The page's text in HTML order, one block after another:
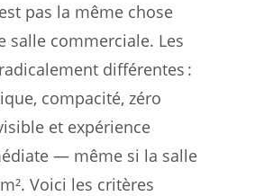
pas la même chose
salle commerciale. Les
différentes :
compacité, zéro
et expérience
— même si la salle
Voici les critères